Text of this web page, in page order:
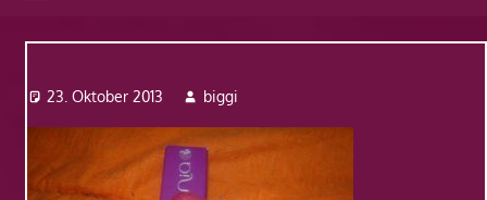
Website
23. Oktober 2013 biggi